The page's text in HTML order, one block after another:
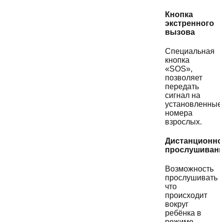
Кнопка
экстренного
вызова
Специальная
кнопка
«SOS»,
позволяет
передать
сигнал на
номера
взрослых.
Возможность
прослушивать
что
происходит
вокруг
ребёнка в